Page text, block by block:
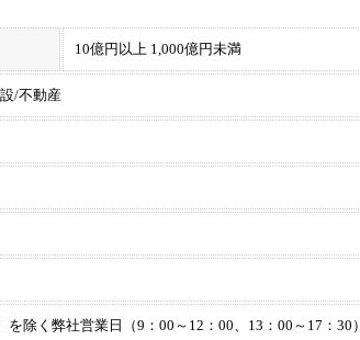
10億円以上 1,000億円未満
/不動産
除く弊社営業日（9：00～12：00、13：00～17：30）